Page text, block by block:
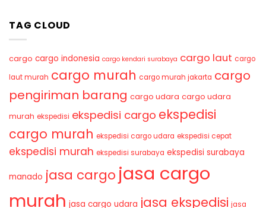
TAG CLOUD
cargo cargo indonesia cargo kendari surabaya cargo laut cargo
laut murah cargo murah cargo murah jakarta cargo
pengiriman barang cargo udara cargo udara
murah ekspedisi ekspedisi cargo ekspedisi
cargo murah ekspedisi cargo udara ekspedisi cepat
ekspedisi murah ekspedisi surabaya ekspedisi surabaya
manado jasa cargo jasa cargo
murah jasa cargo udara jasa ekspedisi jasa